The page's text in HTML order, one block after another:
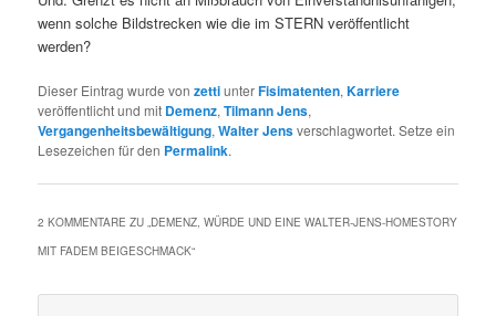
wenn solche Bildstrecken wie die im STERN veröffentlicht
werden?
Dieser Eintrag wurde vonzettiunterFisimatenten,Karriere
veröffentlicht und mit Demenz,Tilmann Jens,
Vergangenheitsbewältigung,Walter Jensverschlagwortet. Setze ein
Lesezeichen für den Permalink.
2 KOMMENTARE ZU „DEMENZ, WÜRDE UND EINE WALTER-JENS-HOMESTORY
MIT FADEM BEIGESCHMACK“